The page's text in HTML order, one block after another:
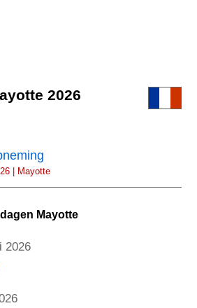
2026
| Mayotte
Mayotte
2026